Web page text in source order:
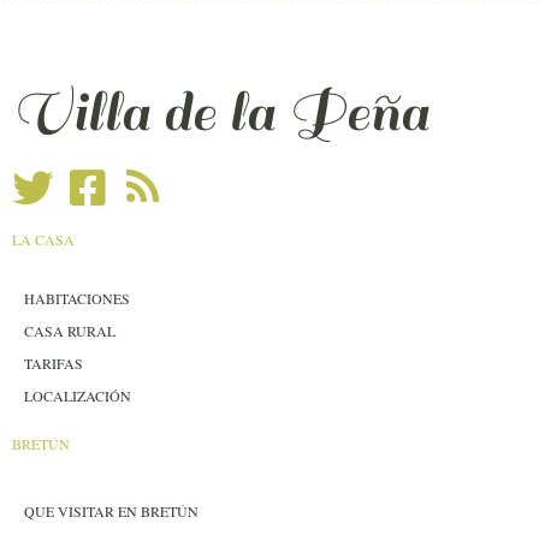
Villa de la Peña
LA CASA
HABITACIONES
CASA RURAL
TARIFAS
LOCALIZACIÓN
BRETÚN
QUE VISITAR EN BRETÚN